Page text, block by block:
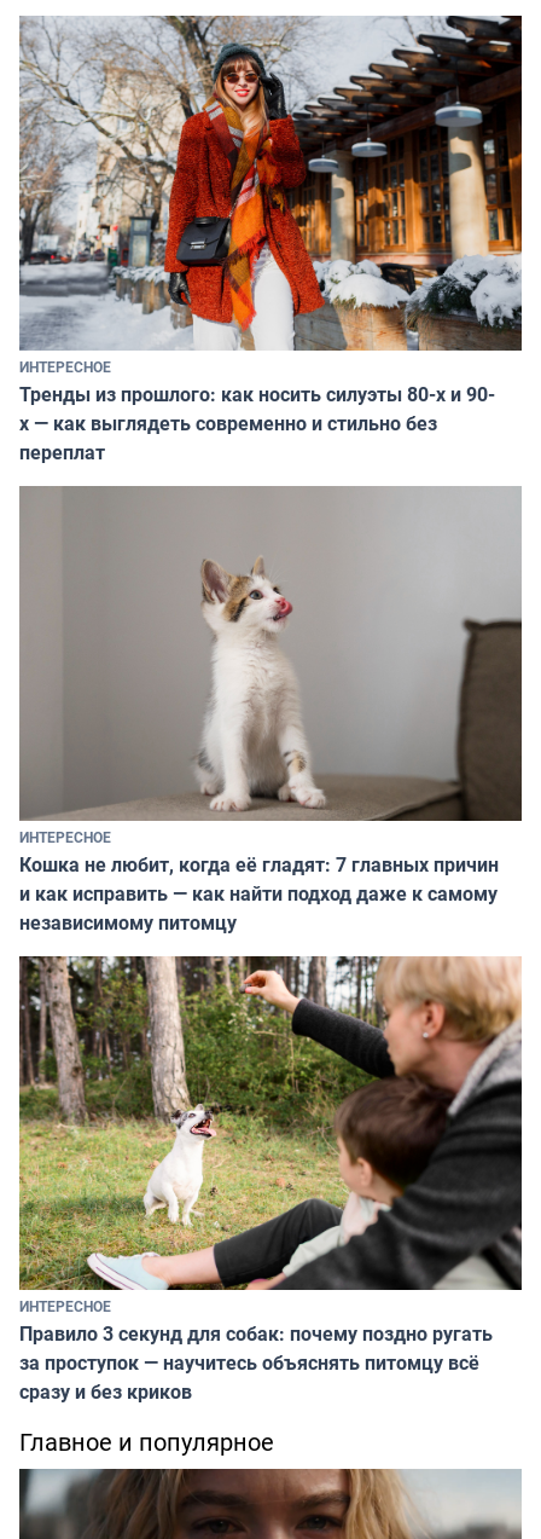
ИНТЕРЕСНОЕ
Тренды из прошлого: как носить силуэты 80-х и 90-
х — как выглядеть современно и стильно без
переплат
ИНТЕРЕСНОЕ
Кошка не любит, когда её гладят: 7 главных причин
и как исправить — как найти подход даже к самому
независимому питомцу
ИНТЕРЕСНОЕ
Правило 3 секунд для собак: почему поздно ругать
за проступок — научитесь объяснять питомцу всё
сразу и без криков
Главное и популярное